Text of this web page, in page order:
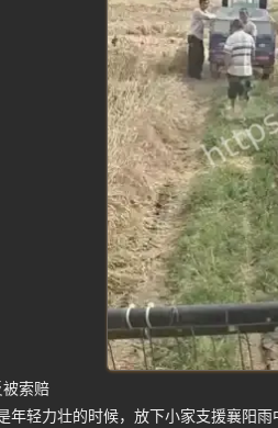
索赔
年轻力壮的时候，放下小家支援襄阳